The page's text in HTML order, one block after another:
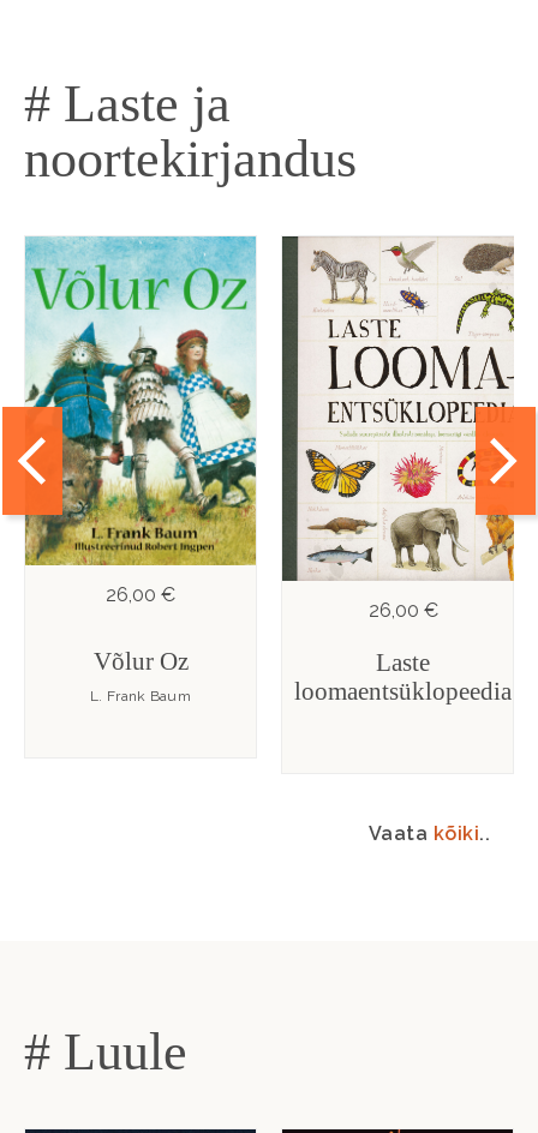
# Laste ja
noortekirjandus
26,00 €
Võlur Oz
L. Frank Baum
26,00 €
Laste
loomaentsüklopeedia
Vaata kõiki..
# Luule